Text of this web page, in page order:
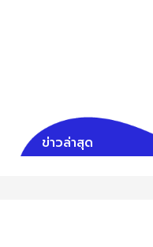
ข่าวล่าสุด